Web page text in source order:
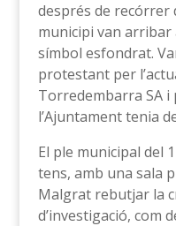
després de recórrer
municipi van arribar
símbol esfondrat.
protestant per
Torredembarra SA i
l’Ajuntament tenia
El ple municipal del
tens, amb una sala
Malgrat rebutjar la
d’investigació, com